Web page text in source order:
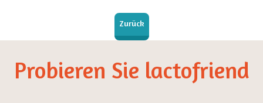
Zurück
Probieren Sie lactofriend